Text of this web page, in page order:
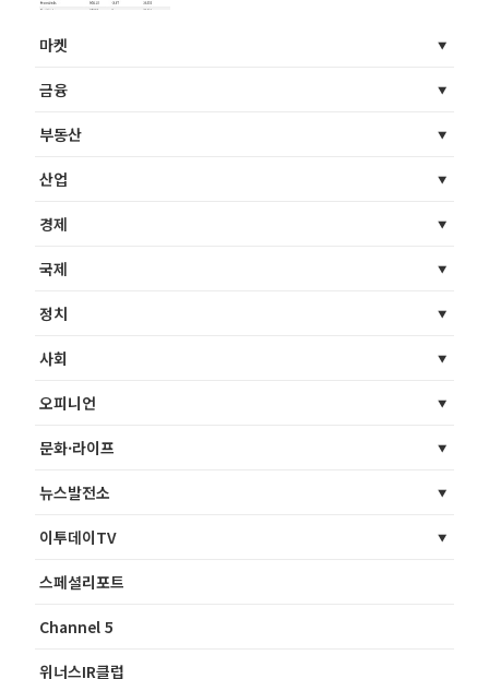
마켓
금융
부동산
산업
경제
국제
정치
사회
오피니언
문화·라이프
뉴스발전소
이투데이TV
스페셜리포트
Channel 5
위너스IR클럽